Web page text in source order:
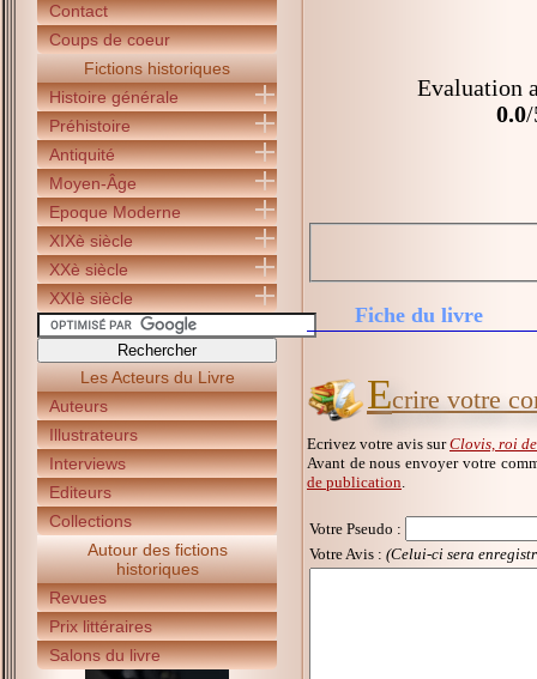
Contact
Coups de coeur
Fictions historiques
Histoire générale
Préhistoire
Antiquité
Moyen-Âge
Epoque Moderne
XIXè siècle
XXè siècle
XXIè siècle
Les Acteurs du Livre
Auteurs
Illustrateurs
Interviews
Editeurs
Collections
Autour des fictions
historiques
Revues
Prix littéraires
Salons du livre
Evaluation
0.0/
Fiche du livre
Ecrire votre
Ecrivez votre avis surClovis, roi
Avant de nous envoyer votre
de publication
Votre Pseudo :
Votre Avis : (Celui-ci sera